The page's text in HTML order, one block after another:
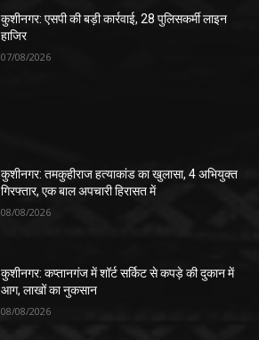
कुशीनगर: एसपी की बड़ी कार्रवाई, 28 पुलिसकर्मी लाइन
हाजिर
07/08/2026
कुशीनगर: तमकुहीराज हत्याकांड का खुलासा, 4 अभियुक्त
गिरफ्तार, एक बाल अपचारी हिरासत में
08/08/2026
कुशीनगर: कप्तानगंज में शॉर्ट सर्किट से कपड़े की दुकान में
आग, लाखों का नुकसान
08/08/2026